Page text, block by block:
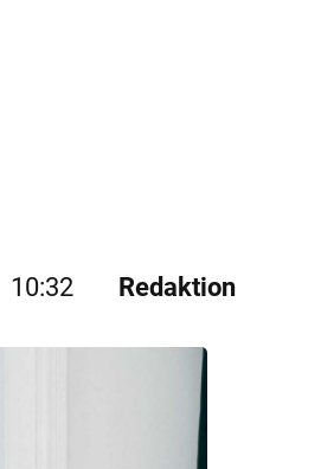
10:32 Redaktion